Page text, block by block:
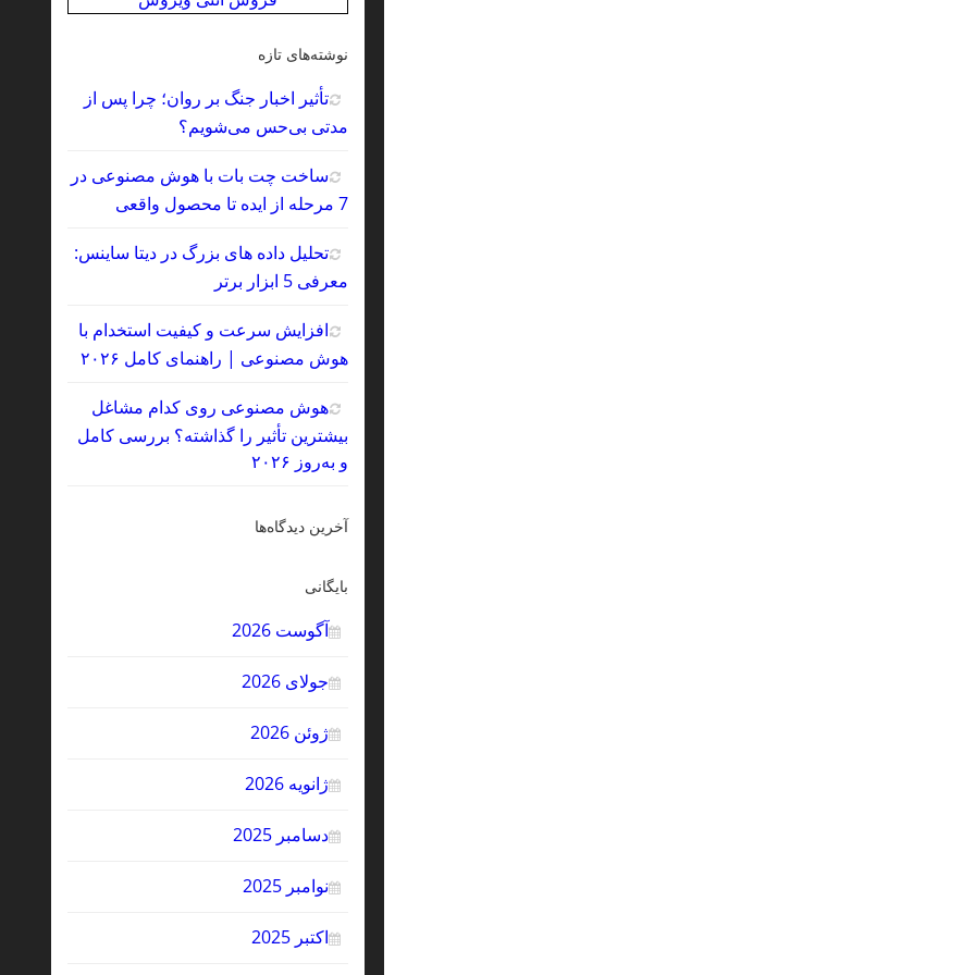
نوشته‌های تازه
تأثیر اخبار جنگ بر روان؛ چرا پس از
مدتی بی‌حس می‌شویم؟
ساخت چت‌ بات با هوش مصنوعی در
7 مرحله از ایده تا محصول واقعی
تحلیل داده‌ های بزرگ در دیتا ساینس:
معرفی 5 ابزار برتر
افزایش سرعت و کیفیت استخدام با
هوش مصنوعی | راهنمای کامل ۲۰۲۶
هوش مصنوعی روی کدام مشاغل
بیشترین تأثیر را گذاشته؟ بررسی کامل
و به‌روز ۲۰۲۶
آخرین دیدگاه‌ها
بایگانی
آگوست 2026
جولای 2026
ژوئن 2026
ژانویه 2026
دسامبر 2025
نوامبر 2025
اکتبر 2025